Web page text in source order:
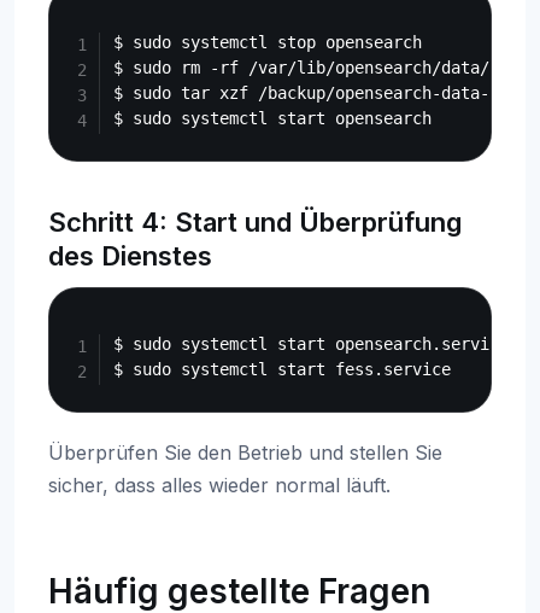
$ sudo systemctl stop opensearch
$ sudo rm -rf /var/lib/opensearch/data/*
$ sudo tar xzf /backup/opensearch-data-
Schritt 4: Start und Überprüfung
des Dienstes
$ sudo systemctl start opensearch.service
Überprüfen Sie den Betrieb und stellen Sie
sicher, dass alles wieder normal läuft.
Häufig gestellte Fragen